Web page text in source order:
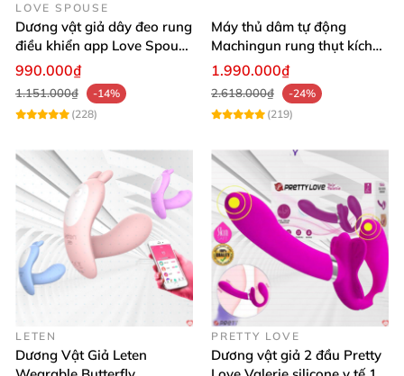
LOVE SPOUSE
Dương vật giả dây đeo rung
điều khiển app Love Spouse
thỏa mãn
990.000₫
1.151.000₫
-14%
(228)
Máy thủ dâm tự động
Machingun rung thụt kích
thích âm đạo cực phê
1.990.000₫
2.618.000₫
-24%
(219)
LETEN
Dương Vật Giả Leten
PRETTY LOVE
Dương vật giả 2 đầu Pretty